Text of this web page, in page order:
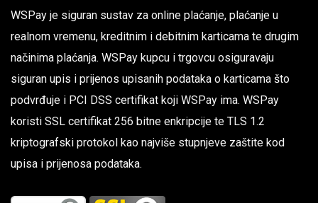
WSPay je siguran sustav za online plaćanje, plaćanje u
realnom vremenu, kreditnim i debitnim karticama te drugim
načinima plaćanja. WSPay kupcu i trgovcu osiguravaju
siguran upis i prijenos upisanih podataka o karticama što
podvrđuje i PCI DSS certifikat koji WSPay ima. WSPay
koristi SSL certifikat 256 bitne enkripcije te TLS 1.2
kriptografski protokol kao najviše stupnjeve zaštite kod
upisa i prijenosa podataka.